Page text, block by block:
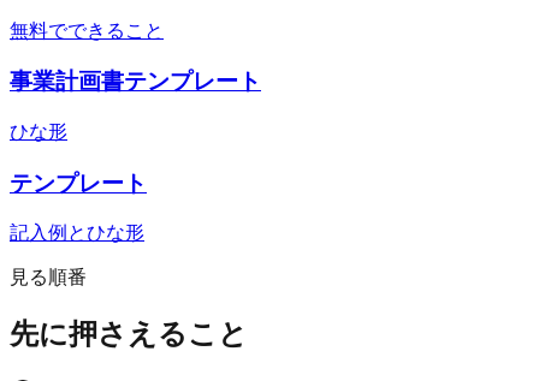
無料でできること
事業計画書テンプレート
ひな形
テンプレート
記入例とひな形
見る順番
先に押さえること